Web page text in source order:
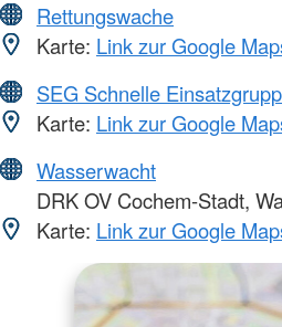
Rettungswache
Karte: Link zur Google
SEG Schnelle
Karte: Link zur Google
Wasserwacht
DRK OV Cochem-Stadt,
Karte: Link zur Google